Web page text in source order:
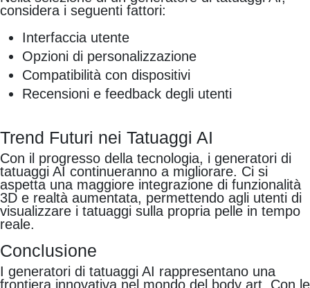
considera i seguenti fattori:
Interfaccia utente
Opzioni di personalizzazione
Compatibilità con dispositivi
Recensioni e feedback degli utenti
Trend Futuri nei Tatuaggi AI
Con il progresso della tecnologia, i generatori di
tatuaggi AI continueranno a migliorare. Ci si
aspetta una maggiore integrazione di funzionalità
3D e realtà aumentata, permettendo agli utenti di
visualizzare i tatuaggi sulla propria pelle in tempo
reale.
Conclusione
I generatori di tatuaggi AI rappresentano una
frontiera innovativa nel mondo del body art. Con le